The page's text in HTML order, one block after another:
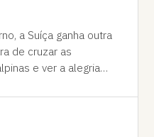
a Suíça ganha outra
de cruzar as
e ver a alegria